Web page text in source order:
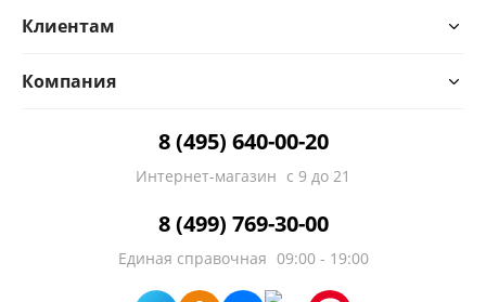
Клиентам
Компания
8 (495) 640-00-20
Интернет-магазин с 9 до 21
8 (499) 769-30-00
Единая справочная 09:00 - 19:00